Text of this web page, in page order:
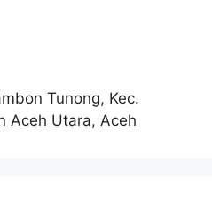
Tunong, Kec.
Aceh Utara, Aceh